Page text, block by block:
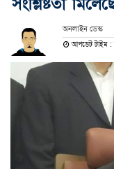
অনলাইন ডেস্ক
আপডেট টাইম :